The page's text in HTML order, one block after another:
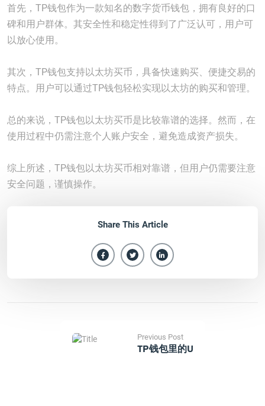
首先，TP钱包作为一款知名的数字货币钱包，拥有良好的口
碑和用户群体。其安全性和稳定性得到了广泛认可，用户可
以放心使用。
其次，TP钱包支持以太坊买币，具备快速购买、便捷交易的
特点。用户可以通过TP钱包轻松实现以太坊的购买和管理。
总的来说，TP钱包以太坊买币是比较靠谱的选择。然而，在
使用过程中仍需注意个人账户安全，避免造成资产损失。
综上所述，TP钱包以太坊买币相对靠谱，但用户仍需要注意
安全问题，谨慎操作。
Share This Article
Previous Post
TP钱包里的u